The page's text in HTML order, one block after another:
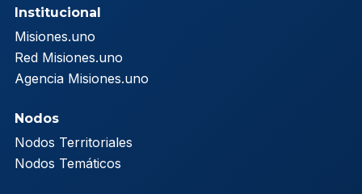
Institucional
Misiones.uno
Red Misiones.uno
Agencia Misiones.uno
Nodos
Nodos Territoriales
Nodos Temáticos